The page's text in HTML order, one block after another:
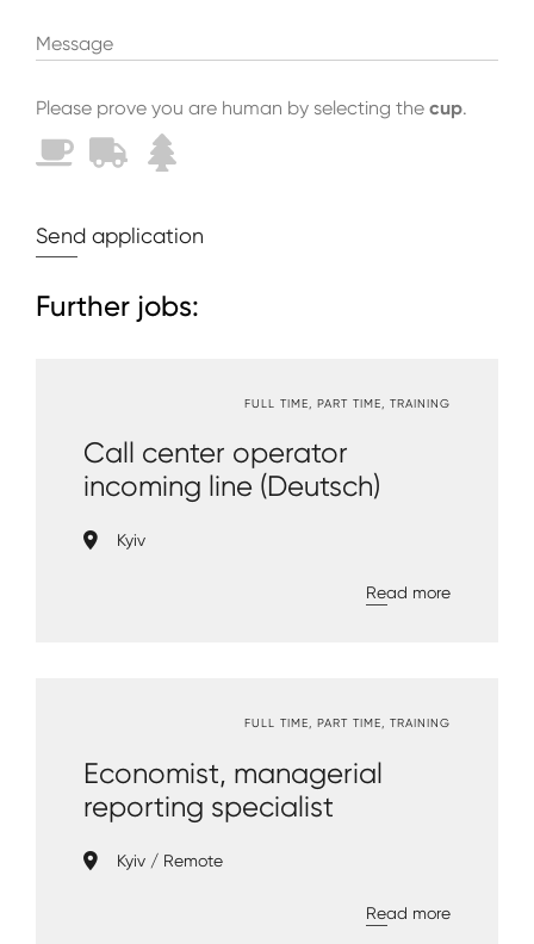
Message
Please prove you are human by selecting the cup.
Send application
Further jobs:
FULL TIME PART TIME TRAINING
Call center operator
incoming line (Deutsch)
Kyiv
Read moreabout
FULL TIME PART TIME TRAINING
Economist, managerial
reporting specialist
Kyiv Remote
Read moreabout